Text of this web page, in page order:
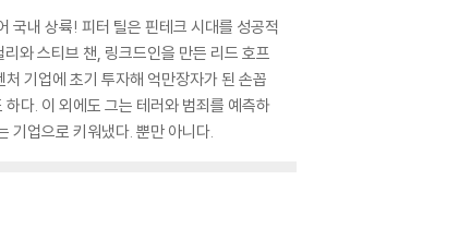
국내 상륙! 피터 틸은 핀테크 시대를 성공적
와 스티브 챈, 링크드인을 만든 리드 호프
기업에 초기 투자해 억만장자가 된 손꼽
다. 이 외에도 그는 테러와 범죄를 예측하
기업으로 키워냈다. 뿐만 아니다.